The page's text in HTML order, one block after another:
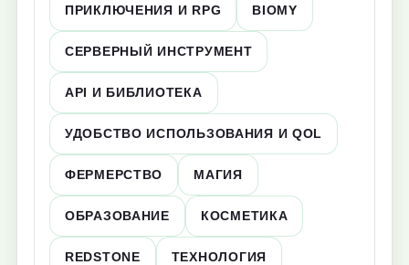
ПРИКЛЮЧЕНИЯ И RPG BIOMY
СЕРВЕРНЫЙ ИНСТРУМЕНТ
API И БИБЛИОТЕКА
УДОБСТВО ИСПОЛЬЗОВАНИЯ И QOL
ФЕРМЕРСТВО МАГИЯ
ОБРАЗОВАНИЕ КОСМЕТИКА
REDSTONE ТЕХНОЛОГИЯ